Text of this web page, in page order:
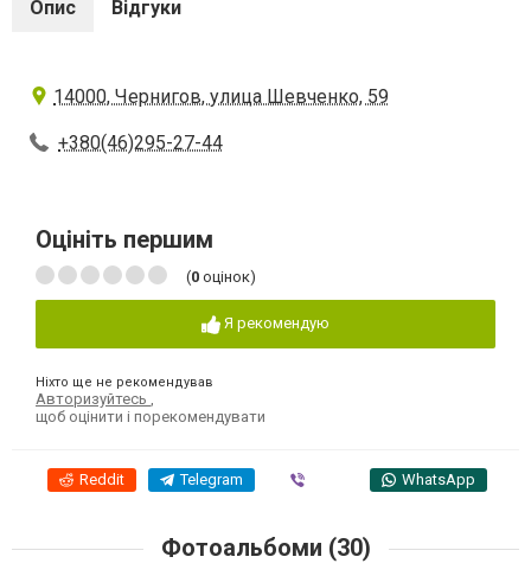
Опис Відгуки
14000, Чернигов, улица Шевченко, 59
+380(46)295-27-44
Оцініть першим
(0 оцінок)
Я рекомендую
Ніхто ще не рекомендував
Авторизуйтесь
щоб оцінити і порекомендувати
Reddit Telegram WhatsApp
Фотоальбоми (30)